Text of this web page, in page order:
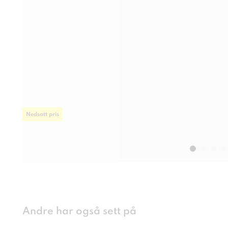
Nedsatt pris
Andre har også sett på